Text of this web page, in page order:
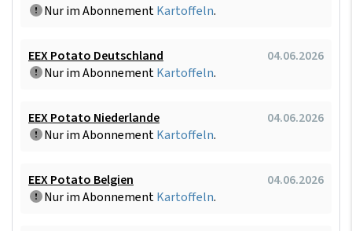
Nur im AbonnementKartoffeln.
EEX Potato Deutschland
04.06.2026
Nur im AbonnementKartoffeln.
EEX Potato Niederlande
04.06.2026
Nur im AbonnementKartoffeln.
EEX Potato Belgien
04.06.2026
Nur im AbonnementKartoffeln.